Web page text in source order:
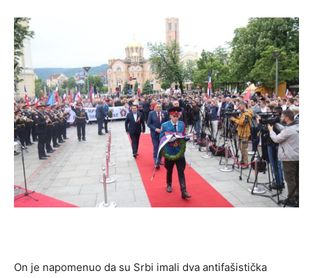
On je napomenuo da su Srbi imali dva antifašistička